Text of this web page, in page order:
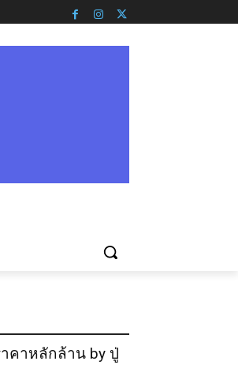
คาหลักล้าน by ปู่